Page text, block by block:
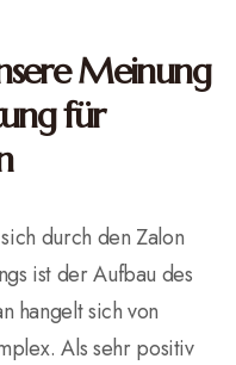
Meinung
für
durch den Zalon
ist der Aufbau des
hangelt sich von
Als sehr positiv